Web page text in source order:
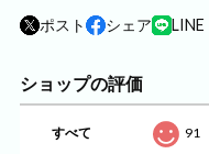
ポスト シェア LINE
ショップの評価
すべて 91